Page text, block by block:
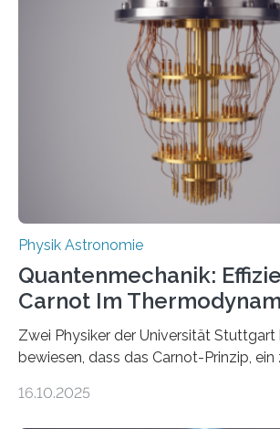
werden schnell weiterentwickelt. Dies
der Forschung der Quantentheorie, die
Jahre alt geworden ist, weshalb die
Internationalen Jahr der
technologie ausgerufen hat. Doch nun
internationale Forschungsgruppe um
Physik Astronomie
Quantenmechanik:
Carnot Im
Zwei Physiker der Universität Stuttgart
bewiesen, dass das Carnot-Prinzip, ein
Größenordnung von Atomen gilt, deren
16.10.2025